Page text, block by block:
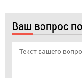
Ваш вопрос